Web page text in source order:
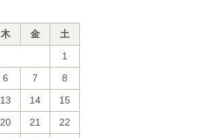
木 金
土
1
6 7
8
13 14
15
20 21
22